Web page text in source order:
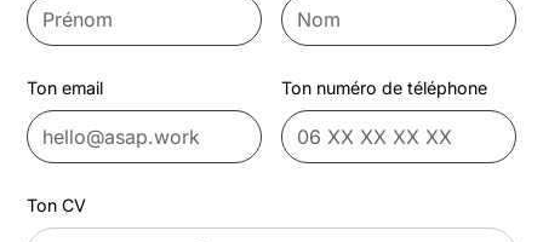
Ton email Ton numéro de téléphone
Ton CV